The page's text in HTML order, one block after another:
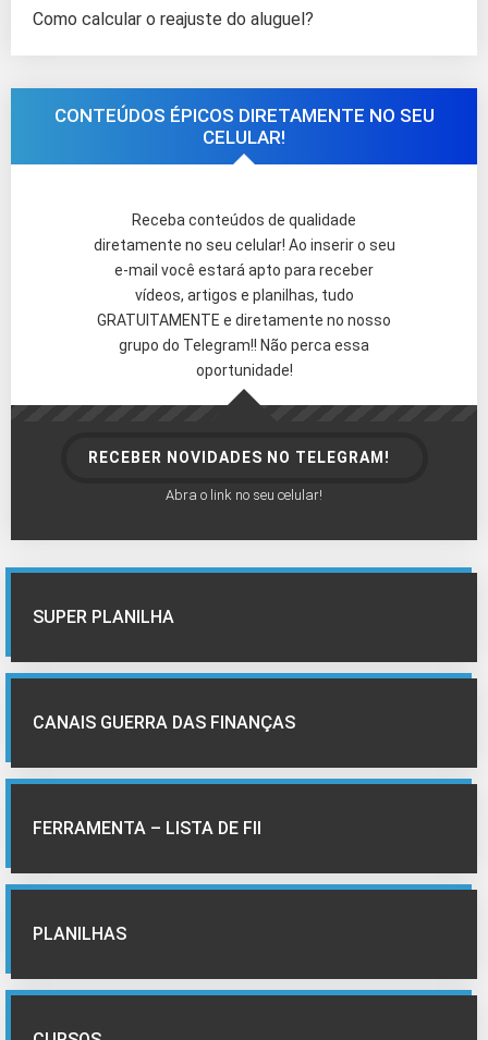
Como calcular o reajuste do aluguel?
CONTEÚDOS ÉPICOS DIRETAMENTE NO SEU
CELULAR!
Receba conteúdos de qualidade
diretamente no seu celular! Ao inserir o seu
e-mail você estará apto para receber
vídeos, artigos e planilhas, tudo
GRATUITAMENTE e diretamente no nosso
grupo do Telegram!! Não perca essa
oportunidade!
RECEBER NOVIDADES NO TELEGRAM!
Abra o link no seu celular!
SUPER PLANILHA
CANAIS GUERRA DAS FINANÇAS
FERRAMENTA – LISTA DE FII
PLANILHAS